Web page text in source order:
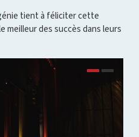
tient à féliciter cette
meilleur des succès dans leurs